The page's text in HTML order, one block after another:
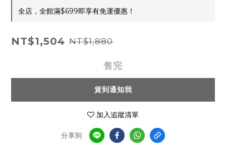
全店，全館滿$699即享有免運優惠！
NT$1,504 NT$1,880
售完
貨到通知我
加入追蹤清單
分享到